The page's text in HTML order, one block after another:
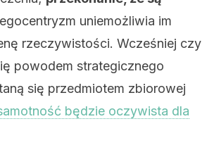
uniemożliwia im
rzeczywistości. Wcześniej czy
powodem strategicznego
się przedmiotem zbiorowej
będzie oczywista dla